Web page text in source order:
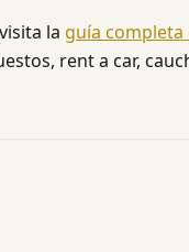
la guía completa
rent a car,